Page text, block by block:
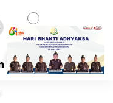
Kriminal
Dokter Internsip